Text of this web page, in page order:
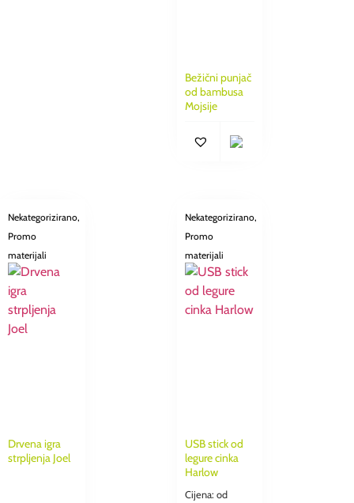
Bežični punjač
od bambusa
Mojsije
Nekategorizirano,
Promo
materijali
Drvena igra
strpljenja Joel
Nekategorizirano,
Promo
materijali
USB stick od
legure cinka
Harlow
Cijena: od